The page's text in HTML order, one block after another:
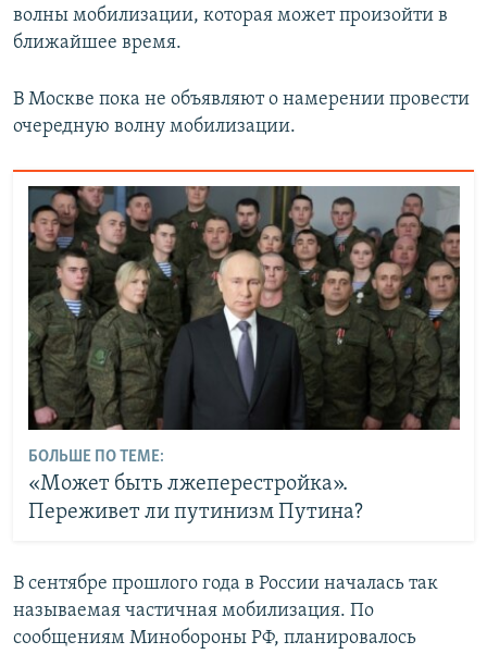
волны мобилизации, которая может произойти в
ближайшее время.
В Москве пока не объявляют о намерении провести
очередную волну мобилизации.
БОЛЬШЕ ПО ТЕМЕ:
«Может быть лжеперестройка».
Переживет ли путинизм Путина?
В сентябре прошлого года в России началась так
называемая частичная мобилизация. По
сообщениям Минобороны РФ, планировалось